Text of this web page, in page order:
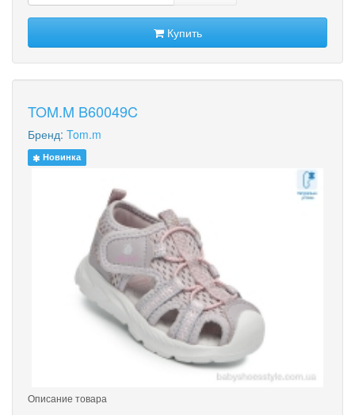
Купить
TOM.M B60049C
Бренд: Tom.m
Новинка
Описание товара